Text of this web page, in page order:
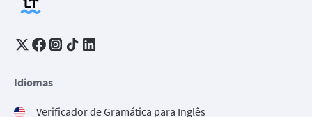
Idiomas
Verificador de Gramática para Inglês